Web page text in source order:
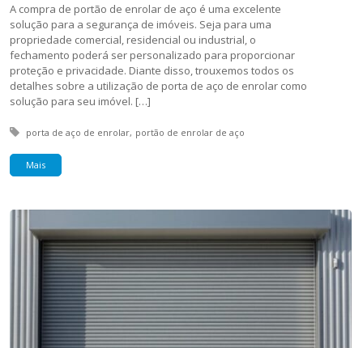
A compra de portão de enrolar de aço é uma excelente
solução para a segurança de imóveis. Seja para uma
propriedade comercial, residencial ou industrial, o
fechamento poderá ser personalizado para proporcionar
proteção e privacidade. Diante disso, trouxemos todos os
detalhes sobre a utilização de porta de aço de enrolar como
solução para seu imóvel. […]
Tagged with:
porta de aço de enrolar portão de enrolar de aço
Mais